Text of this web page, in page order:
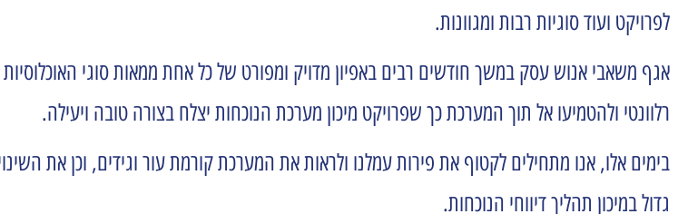
לפרויקט ועוד סוגיות רבות ומגוונות.
אגף משאבי אנוש עסק במשך חודשים רבים באפיון מדויק ומפורט של כל אחת ממאות סוגי
רלוונטי ולהטמיעו אל תוך המערכת כך שפרויקט מיכון מערכת הנוכחות יצלח בצורה טובה ויעילה.
בימים אלו, אנו מתחילים לקטוף את פירות עמלנו ולראות את המערכת קורמת עור וגידים, וכן את
גדול במיכון תהליך דיווחי הנוכחות.